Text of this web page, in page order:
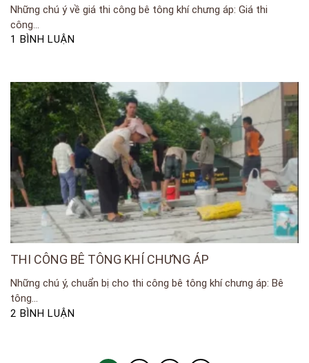
Những chú ý về giá thi công bê tông khí chưng áp: Giá thi
công...
1 BÌNH LUẬN
THI CÔNG BÊ TÔNG KHÍ CHƯNG ÁP
Những chú ý, chuẩn bị cho thi công bê tông khí chưng áp: Bê
tông...
2 BÌNH LUẬN